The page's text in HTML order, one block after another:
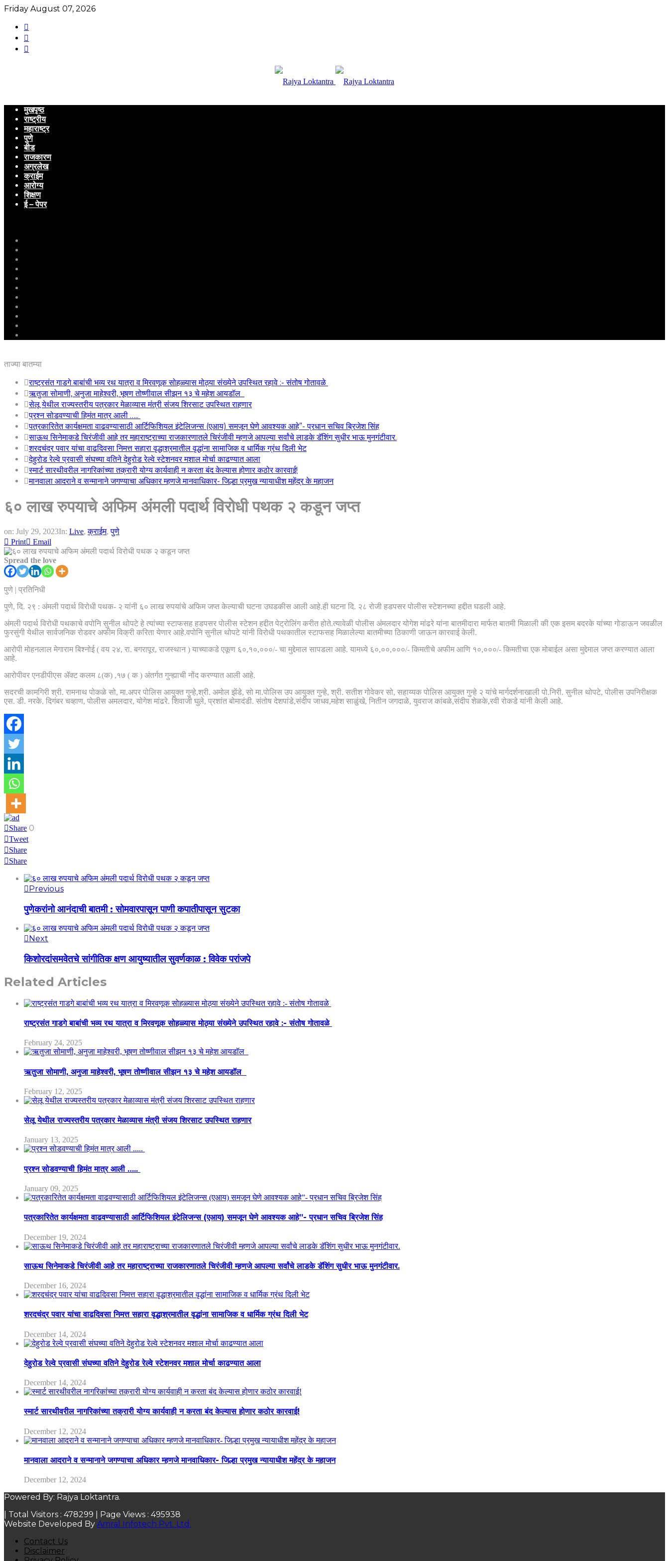
Friday August 07, 2026
मुखपृष्ठ
राष्ट्रीय
महाराष्ट्र
पुणे
बीड
राजकारण
अग्रलेख
क्राईम
आरोग्य
शिक्षण
ई – पेपर
ताज्या बातम्या
राष्ट्रसंत गाडगे बाबांची भव्य रथ यात्रा व मिरवणूक सोहळ्यास मोठ्या संख्येने उपस्थित रहावे :- संतोष गोतावळे
ऋतुजा सोमाणी, अनुजा माहेश्वरी, भूषण तोष्णीवाल सीझन १३ चे महेश आयडॉल
सेलू येथील राज्यस्तरीय पत्रकार मेळाव्यास मंत्री संजय शिरसाट उपस्थित राहणार
प्रश्न सोडवण्याची हिमंत मात्र आली …..
पत्रकारितेत कार्यक्षमता वाढवण्यासाठी आर्टिफिशियल इंटेलिजन्स (एआय) समजून घेणे आवश्यक आहे”- प्रधान सचिव ब्रिजेश सिंह
साऊथ सिनेमाकडे चिरंजीवी आहे तर महाराष्ट्राच्या राजकारणातले चिरंजीवी म्हणजे आपल्या सर्वांचे लाडके डॅशिंग सुधीर भाऊ मुनगंटीवार.
शरदचंद्र पवार यांचा वाढदिवसा निमत्त सहारा वृद्धाश्रमातील वृद्धांना सामाजिक व धार्मिक ग्रंथ दिली भेट
देहुरोड रेल्वे प्रवासी संघच्या वतिने देहुरोड रेल्वे स्टेशनवर मशाल मोर्चा काढण्यात आला
स्मार्ट सारथीवरील नागरिकांच्या तक्रारी योग्य कार्यवाही न करता बंद केल्यास होणार कठोर कारवाई!
मानवाला आदराने व सन्मानाने जगण्याचा अधिकार म्हणजे मानवाधिकार- जिल्हा प्रमुख न्यायाधीश महेंद्र के महाजन
६० लाख रुपयाचे अफिम अंमली पदार्थ विरोधी पथक २ कडून जप्त
on: July 29, 2023In: Live,क्राईम,पुणे
Print
Email
Spread the love
पुणे | प्रतिनिधी
पुणे, दि. २९ : अंमली पदार्थ विरोधी पथक- २ यांनी ६० लाख रुपयांचे अफिम जप्त केल्याची घटना उघडकीस आली आहे.ही घटना दि. २८ रोजी हडपसर पोलीस स्टेशनच्या हद्दीत घडली आहे.
अंमली पदार्थ विरोधी पथकाचे वपोनि सुनील थोपटे हे त्यांच्या स्टाफसह हडपसर पोलीस स्टेशन हद्दीत पेट्रोलिंग करीत होते.त्यावेळी पोलीस अंमलदार योगेश मांढरे यांना बातमीदारा मार्फत बातमी मिळाली की एक इसम बदरके यांच्या गोडाऊन जवळील
फुरसुंगी येथील सार्वजनिक रोडवर अफीम विक्री करिता येणार आहे.वपोनि सुनील थोपटे यांनी विरोधी पथकातील स्टाफसह मिळालेल्या बातमीच्या ठिकाणी जाऊन कारवाई केली.
आरोपी मोहनलाल मेगाराम बिश्नोई ( वय २४, रा. बगरापूर, राजस्थान ) याच्याकडे एकूण ६०,१०,०००/- चा मुद्देमाल सापडला आहे. यामध्ये ६०,००,०००/- किमतीचे अफीम आणि १०,०००/- किमतीचा एक मोबाईल असा मुद्देमाल जप्त करण्यात आला
आहे.
आरोपीवर एनडीपीएस ॲक्ट कलम ८(क) ,१७ ( क ) अंतर्गत गुन्ह्याची नोंद करण्यात आली आहे.
सदरची कामगिरी श्री. रामनाथ पोकळे सो, मा.अपर पोलिस आयुक्त गुन्हे,श्री. अमोल झेंडे, सो मा.पोलिस उप आयुक्त गुन्हे, श्री. सतीश गोवेकर सो, सहाय्यक पोलिस आयुक्त गुन्हे २ यांचे मार्गदर्शनाखाली पो.निरी. सुनील थोपटे, पोलीस उपनिरीक्षक
एस. डी. नरके. दिगंबर चव्हाण, पोलीस अमलदार, योगेश मांढरे. शिवाजी घुले, प्रशांत बोमादंडी. संतोष देशपांडे,संदीप जाधव,महेश साळुंखे, नितीन जगदाळे, युवराज कांबळे,संदीप शेळके,रवी रोकडे यांनी केली आहे.
Share 0
Tweet
Share
Share
Previous
पुणेकरांनो आनंदाची बातमी : सोमवारपासून पाणी कपातीपासून सुटका
Next
किशोरदांसमवेतचे सांगीतिक क्षण आयुष्यातील सुवर्णकाळ : विवेक परांजपे
Related Articles
राष्ट्रसंत गाडगे बाबांची भव्य रथ यात्रा व मिरवणूक सोहळ्यास मोठ्या संख्येने उपस्थित रहावे :- संतोष गोतावळे
February 24, 2025
ऋतुजा सोमाणी, अनुजा माहेश्वरी, भूषण तोष्णीवाल सीझन १३ चे महेश आयडॉल
February 12, 2025
सेलू येथील राज्यस्तरीय पत्रकार मेळाव्यास मंत्री संजय शिरसाट उपस्थित राहणार
January 13, 2025
प्रश्न सोडवण्याची हिमंत मात्र आली …..
January 09, 2025
पत्रकारितेत कार्यक्षमता वाढवण्यासाठी आर्टिफिशियल इंटेलिजन्स (एआय) समजून घेणे आवश्यक आहे”- प्रधान सचिव ब्रिजेश सिंह
December 19, 2024
साऊथ सिनेमाकडे चिरंजीवी आहे तर महाराष्ट्राच्या राजकारणातले चिरंजीवी म्हणजे आपल्या सर्वांचे लाडके डॅशिंग सुधीर भाऊ मुनगंटीवार.
December 16, 2024
शरदचंद्र पवार यांचा वाढदिवसा निमत्त सहारा वृद्धाश्रमातील वृद्धांना सामाजिक व धार्मिक ग्रंथ दिली भेट
December 14, 2024
देहुरोड रेल्वे प्रवासी संघच्या वतिने देहुरोड रेल्वे स्टेशनवर मशाल मोर्चा काढण्यात आला
December 14, 2024
स्मार्ट सारथीवरील नागरिकांच्या तक्रारी योग्य कार्यवाही न करता बंद केल्यास होणार कठोर कारवाई!
December 12, 2024
मानवाला आदराने व सन्मानाने जगण्याचा अधिकार म्हणजे मानवाधिकार- जिल्हा प्रमुख न्यायाधीश महेंद्र के महाजन
December 12, 2024
Powered By: Rajya Loktantra.
| Total Visitors : 478299 | Page Views : 495938
Website Developed By Amral Infotech Pvt. Ltd.
Contact Us
Disclaimer